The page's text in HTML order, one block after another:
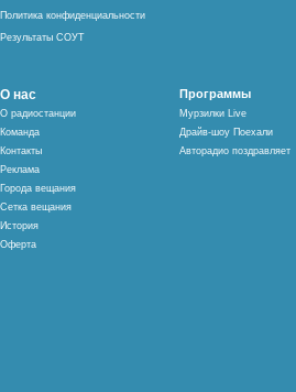
Политика конфиденциальности
Результаты СОУТ
О нас
О радиостанции
Команда
Контакты
Реклама
Города вещания
Сетка вещания
История
Оферта
Программы
Мурзилки Live
Драйв-шоу Поехали
Авторадио поздравляет